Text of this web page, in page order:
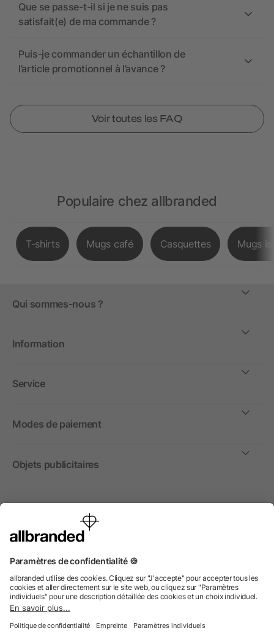
Que se passe-t-il si je ne suis pas
satisfait(e) de ma commande ?
Puis-je commander un échantillon de
l’article promotionnel à l’avance ?
Voir toutes les FAQ
Populaire chez allbranded
T-shirts Mugs café Casquettes Mugs
Qui sommes-nous ?
Information
Service
Modes de paiement
Objets publicitaires
International
Nous commercialisons nos objets publicitaires et articles